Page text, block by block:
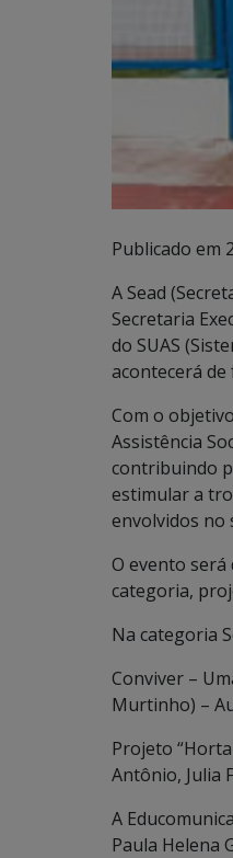
Publicado em
A Sead
Secretaria
do SUAS
acontecerá de
Com o
Assistência
contribuindo
estimular a
envolvidos no
O evento será
categoria,
Na categoria
Conviver –
Murtinho) –
Projeto
Antônio, Julia
A
Paula Helena